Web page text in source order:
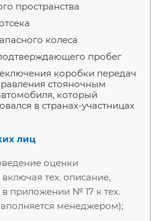
пространства
колеса
пробег
коробки передач
стояночным
который
в странах-участницах
лиц
оценки
включая тех. описание,
приложении № 17 к тех.
менеджером);